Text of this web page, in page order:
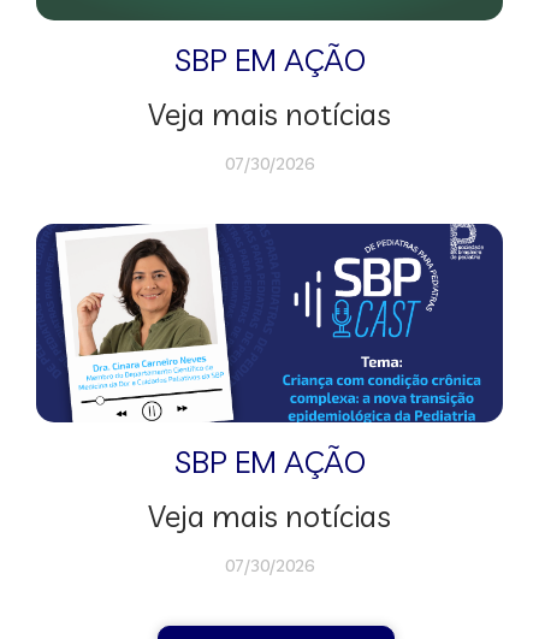
SBP EM AÇÃO
Veja mais notícias
07/30/2026
SBP EM AÇÃO
Veja mais notícias
07/30/2026